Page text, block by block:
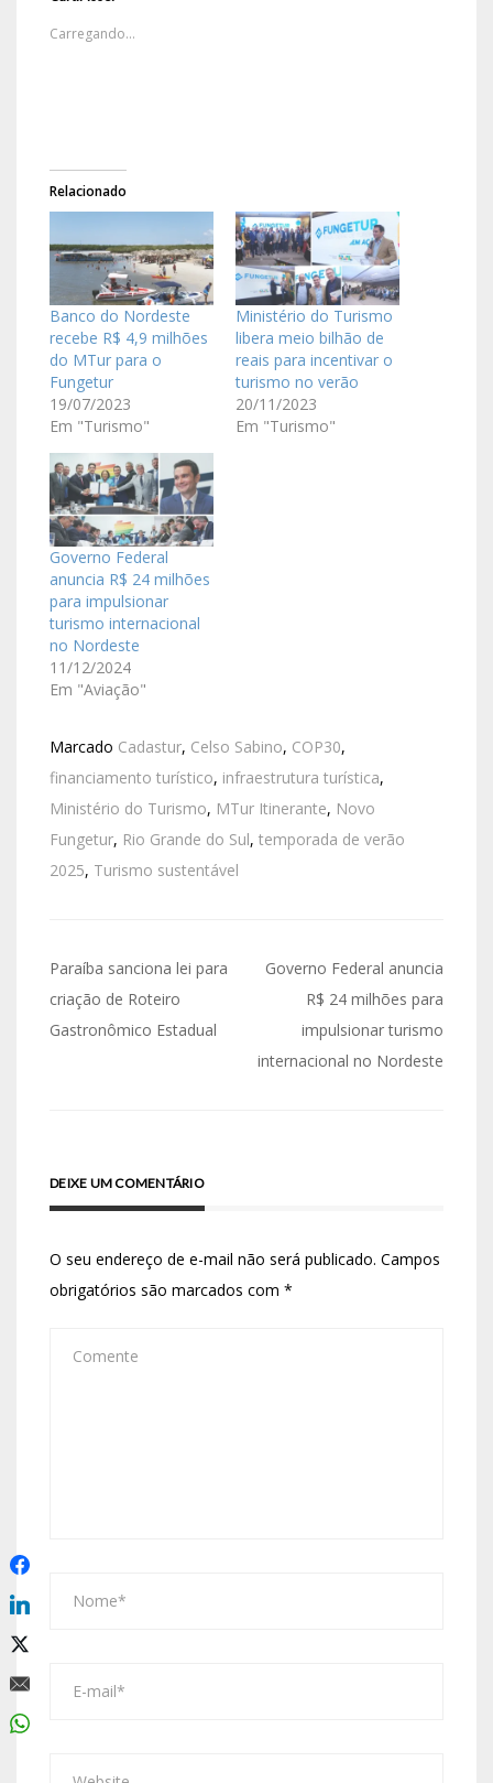
Carregando...
Relacionado
Banco do Nordeste
recebe R$ 4,9 milhões
do MTur para o
Fungetur
19/07/2023
Em "Turismo"
Ministério do Turismo
libera meio bilhão de
reais para incentivar o
turismo no verão
20/11/2023
Em "Turismo"
Governo Federal
anuncia R$ 24 milhões
para impulsionar
turismo internacional
no Nordeste
11/12/2024
Em "Aviação"
Marcado Cadastur, Celso Sabino, COP30,
financiamento turístico, infraestrutura turística,
Ministério do Turismo, MTur Itinerante, Novo
Fungetur, Rio Grande do Sul, temporada de verão
2025, Turismo sustentável
Paraíba sanciona lei para
criação de Roteiro
Gastronômico Estadual
Governo Federal anuncia
R$ 24 milhões para
impulsionar turismo
internacional no Nordeste
DEIXE UM COMENTÁRIO
O seu endereço de e-mail não será publicado. Campos
obrigatórios são marcados com *